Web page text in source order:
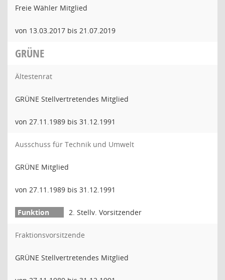
Freie Wähler Mitglied
von 13.03.2017 bis 21.07.2019
GRÜNE
Ältestenrat
GRÜNE Stellvertretendes Mitglied
von 27.11.1989 bis 31.12.1991
Ausschuss für Technik und Umwelt
GRÜNE Mitglied
von 27.11.1989 bis 31.12.1991
2. Stellv. Vorsitzender
Fraktionsvorsitzende
GRÜNE Stellvertretendes Mitglied